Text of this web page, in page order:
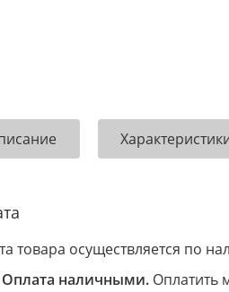
товара осуществляется по
Оплата наличными. Оплатить